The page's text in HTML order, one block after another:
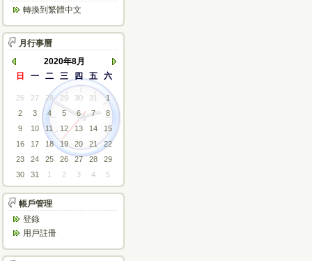
轉換到繁體中文
月行事曆
2020年8月
日
一 二 三 四 五 六
26 27 28 29 30 31
1
2
3 4 5 6 7
8
9
10 11 12 13 14
15
16
17 18 19 20 21
22
23
24 25 26 27 28
29
30
31 1 2 3 4 5
帳戶管理
登錄
用戶註冊